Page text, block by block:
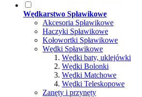
Wędkarstwo Spławikowe
Akcesoria Spławikowe
Haczyki Spławikowe
Kołowortki Spławikowe
Wędki Spławikowe
Wędki baty, uklejówki
Wędki Bolonki
Wędki Matchowe
Wędki Teleskopowe
Zanęty i przynęty